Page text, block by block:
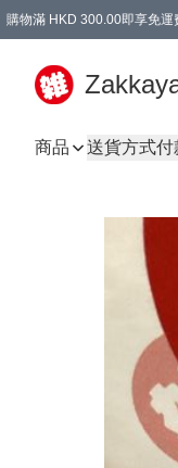
購物滿 HKD 300.00即享免
商品 送貨方式付